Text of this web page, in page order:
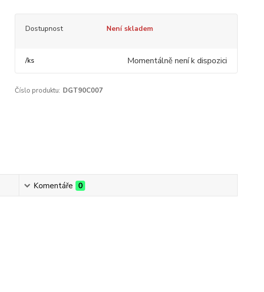
Dostupnost Není skladem
/ks Momentálně není k dispozici
Číslo produktu: DGT90C007
Komentáře 0